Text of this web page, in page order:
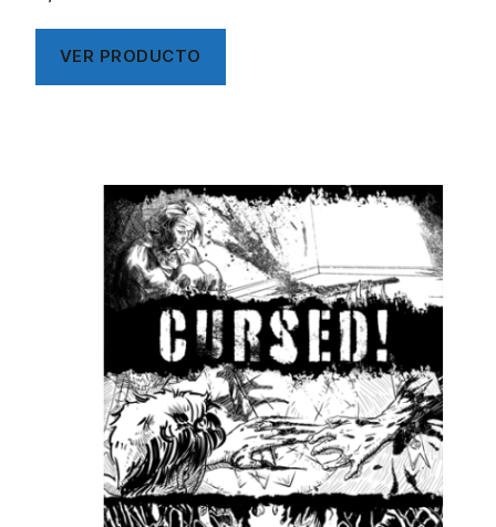
VER PRODUCTO